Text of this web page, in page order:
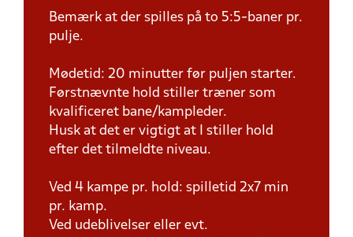
Bemærk at der spilles på to 5:5-baner pr.
pulje.
Mødetid: 20 minutter før puljen starter.
Førstnævnte hold stiller træner som
kvalificeret bane/kampleder.
Husk at det er vigtigt at I stiller hold
efter det tilmeldte niveau.
Ved 4 kampe pr. hold: spilletid 2x7 min
pr. kamp.
Ved udeblivelser eller evt.